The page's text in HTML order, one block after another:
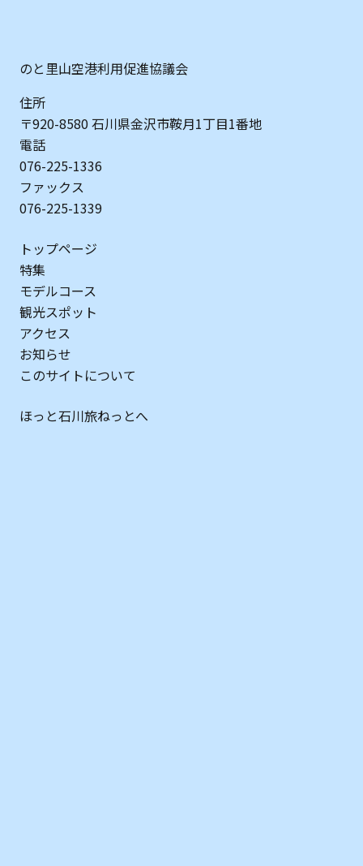
のと里山空港利用促進協議会
住所
〒920-8580 石川県金沢市鞍月1丁目1番地
電話
076-225-1336
ファックス
076-225-1339
トップページ
特集
モデルコース
観光スポット
アクセス
お知らせ
このサイトについて
ほっと石川旅ねっとへ